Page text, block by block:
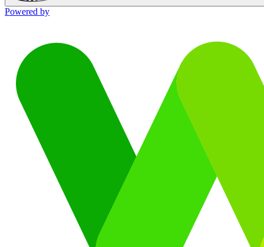
Powered by